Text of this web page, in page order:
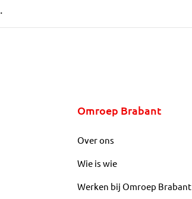
Omroep Brabant
Over ons
Wie is wie
Werken bij Omroep Brabant